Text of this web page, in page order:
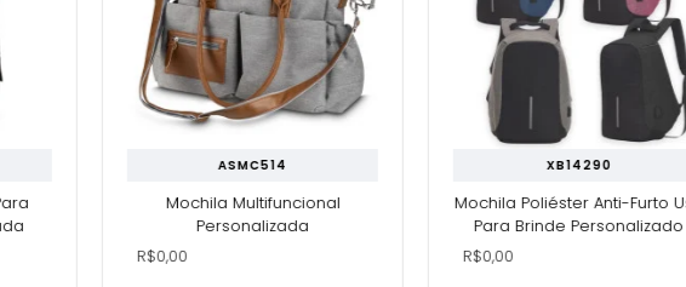
ASMC514
Mochila Multifuncional
Personalizada
R$0,00
XB14290
Mochila Poliéster Anti-Furto Usb
Para Brinde Personalizado
R$0,00